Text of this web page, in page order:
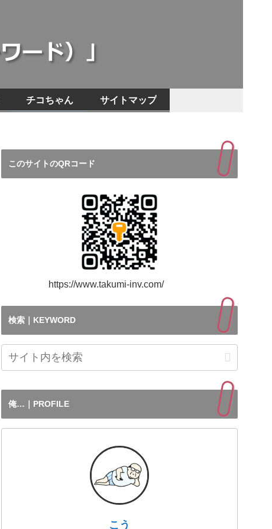
チコちゃん サイトマップ
このサイトのQRコード
https://www.takumi-inv.com/
検索｜KEYWORD
俺…｜PROFILE
こう